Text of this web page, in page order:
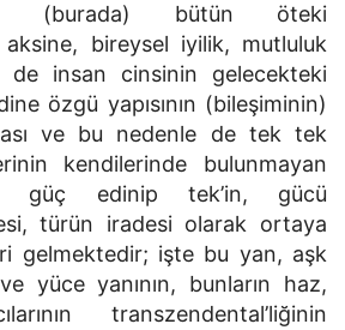
(burada) bütün öteki
aksine, bireysel iyilik, mutluluk
de insan cinsinin gelecekteki
özgü yapısının (bileşiminin)
ve bu nedenle de tek tek
kendilerinde bulunmayan
güç edinip tek’in, gücü
türün iradesi olarak ortaya
gelmektedir; işte bu yan, aşk
yüce yanının, bunların haz,
transzendental’liğinin